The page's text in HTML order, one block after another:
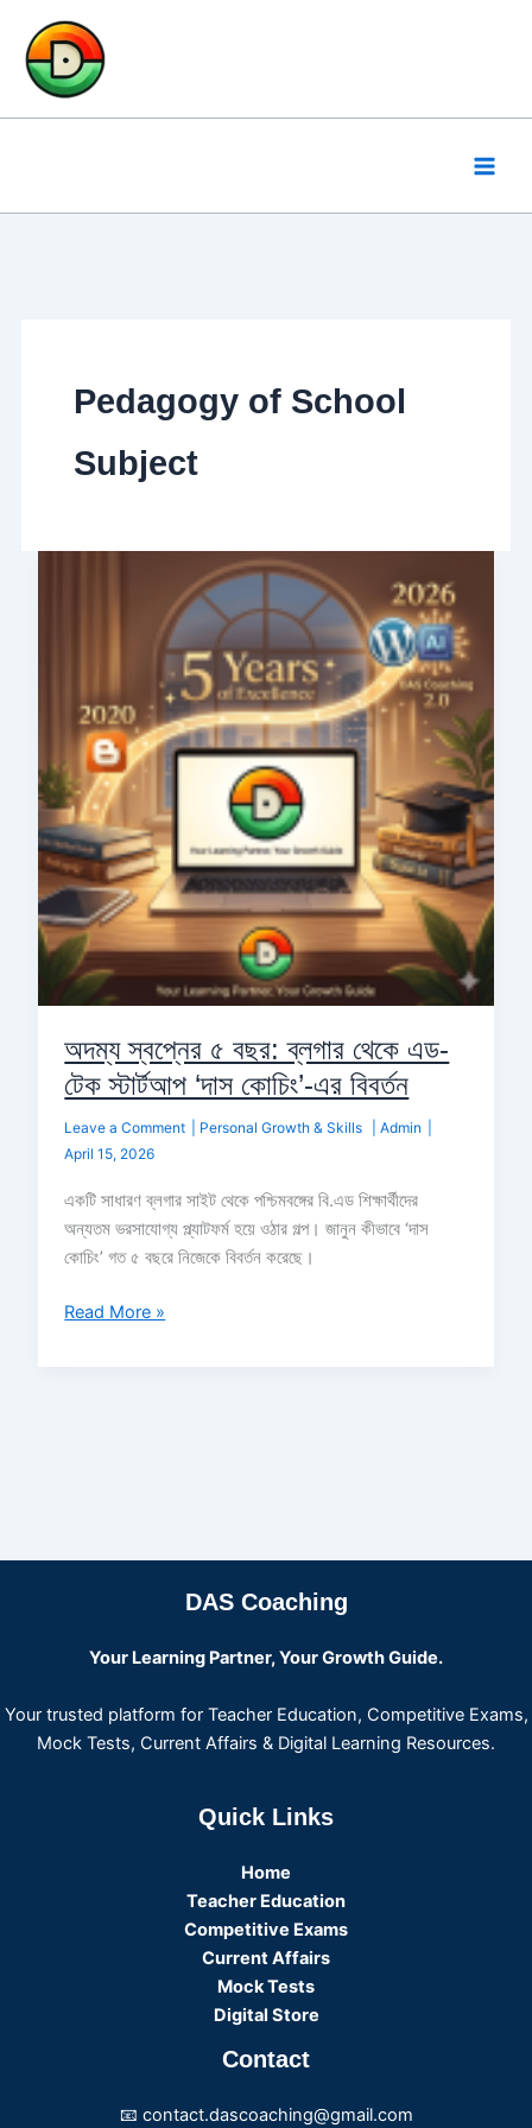
content
Pedagogy of School
Subject
অদম্য স্বপ্নের ৫ বছর: ব্লগার থেকে এড-
টেক স্টার্টআপ ‘দাস কোচিং’-এর বিবর্তন
Leave a Comment Personal Growth & Skills |Admin
April 15, 2026
একটি সাধারণ ব্লগার সাইট থেকে পশ্চিমবঙ্গের বি.এড শিক্ষার্থীদের
অন্যতম ভরসাযোগ্য প্ল্যাটফর্ম হয়ে ওঠার গল্প। জানুন কীভাবে ‘দাস
কোচিং’ গত ৫ বছরে নিজেকে বিবর্তন করেছে।
থেকে
এড-
টেক
স্টার্টআপ
‘দাস
কোচিং’-
এর
বিবর্তন
Read More »
DAS Coaching
Your Learning Partner, Your Growth Guide.
Your trusted platform for Teacher Education, Competitive Exams,
Mock Tests, Current Affairs & Digital Learning Resources.
Quick Links
Home
Teacher Education
Competitive Exams
Current Affairs
Mock Tests
Digital Store
Contact
📧 contact.dascoaching@gmail.com